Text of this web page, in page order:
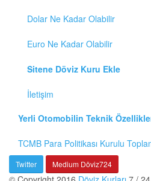
Dolar Ne Kadar Olabilir
Euro Ne Kadar Olabilir
Sitene Döviz Kuru Ekle
İletişim
Yerli Otomobilin Teknik
TCMB Para Politikası Kurulu
Twitter Medium Döviz724